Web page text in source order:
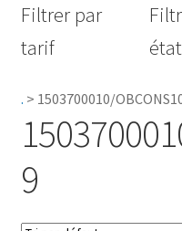
Hygiène
Rééducation
Filtrer par
tarif
. > 1503700010/
9